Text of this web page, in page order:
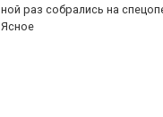
ной раз собрались на
Яс­ное